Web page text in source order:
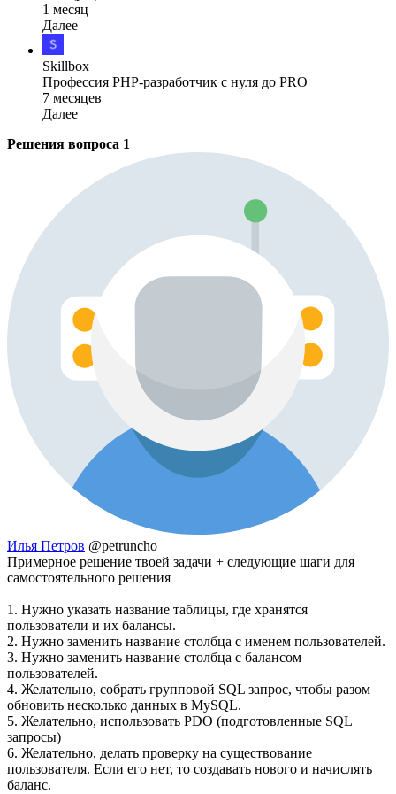
1 месяц
Далее
Skillbox
Профессия PHP-разработчик с нуля до PRO
7 месяцев
Далее
Решения вопроса 1
Илья Петров @petruncho
Примерное решение твоей задачи + следующие шаги для
самостоятельного решения
1. Нужно указать название таблицы, где хранятся
пользователи и их балансы.
2. Нужно заменить название столбца с именем пользователей.
3. Нужно заменить название столбца с балансом
пользователей.
4. Желательно, собрать групповой SQL запрос, чтобы разом
обновить несколько данных в MySQL.
5. Желательно, использовать PDO (подготовленные SQL
запросы)
6. Желательно, делать проверку на существование
пользователя. Если его нет, то создавать нового и начислять
баланс.